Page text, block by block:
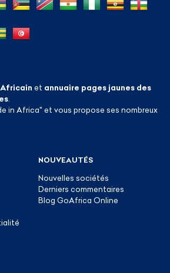
et annuaire pages jaunes des
.
in Africa" et vous propose ses nombreux
NOUVEAUTÉS
Nouvelles sociétés
Derniers commentaires
Blog GoAfrica Online